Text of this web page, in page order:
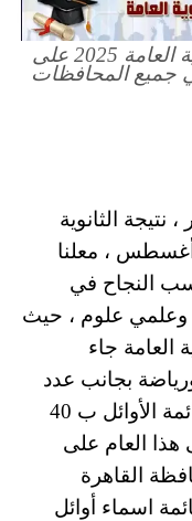
طريقة الاستعلام عن نتيجة الثانوية العامة 2025 على
جميع المحافظات
نتيجة الثانوية
العامة 2025 صباح يوم السبت 14 أغسطس ، معلنا
النجاح في
وعلمي علوم ، حيث
العامة جاء
بجانب عدد
من طلاب الأدبي ، حيث تم عمل قائمة الأوائل ب 40
هذا العام على
القاهرة
اسماء أوائل